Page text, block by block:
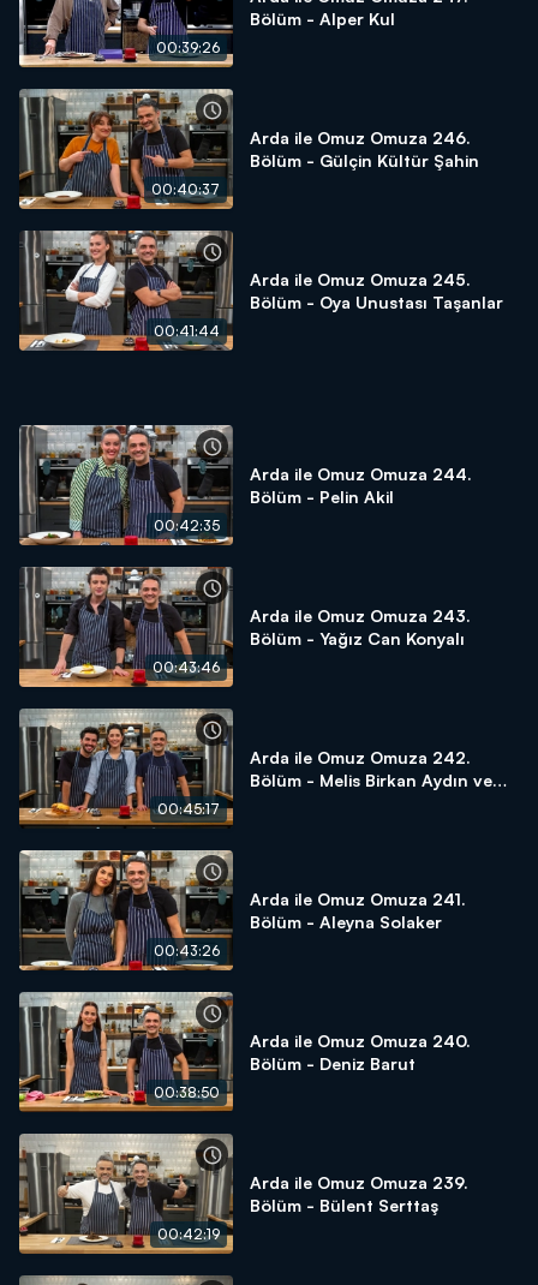
00:39:26
Bölüm - Alper Kul
00:40:37
Arda ile Omuz Omuza 246.
Bölüm - Gülçin Kültür Şahin
00:41:44
Arda ile Omuz Omuza 245.
Bölüm - Oya Unustası Taşanlar
00:42:35
Arda ile Omuz Omuza 244.
Bölüm - Pelin Akil
00:43:46
Arda ile Omuz Omuza 243.
Bölüm - Yağız Can Konyalı
00:45:17
Arda ile Omuz Omuza 242.
Bölüm - Melis Birkan Aydın ve
00:43:26
Arda ile Omuz Omuza 241.
Bölüm - Aleyna Solaker
00:38:50
Arda ile Omuz Omuza 240.
Bölüm - Deniz Barut
00:42:19
Arda ile Omuz Omuza 239.
Bölüm - Bülent Serttaş